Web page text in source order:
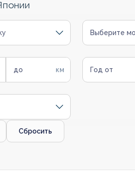
Выберите
до Год от
Сбросить